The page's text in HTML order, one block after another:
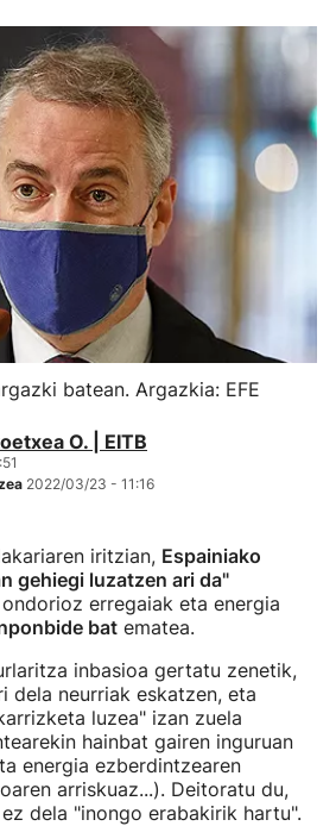
batean. Argazkia: EFE
O. | EITB
2022/03/23 - 11:16
iritzian, Espainiako
gehiegi luzatzen ari da"
erregaiak eta energia
bat ematea.
inbasioa gertatu zenetik,
dela neurriak eskatzen, eta
luzea" izan zuela
hainbat gairen inguruan
energia ezberdintzearen
arriskuaz...). Deitoratu du,
dela "inongo erabakirik hartu".